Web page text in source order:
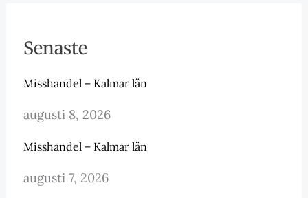
Senaste
Misshandel – Kalmar län
augusti 8, 2026
Misshandel – Kalmar län
augusti 7, 2026